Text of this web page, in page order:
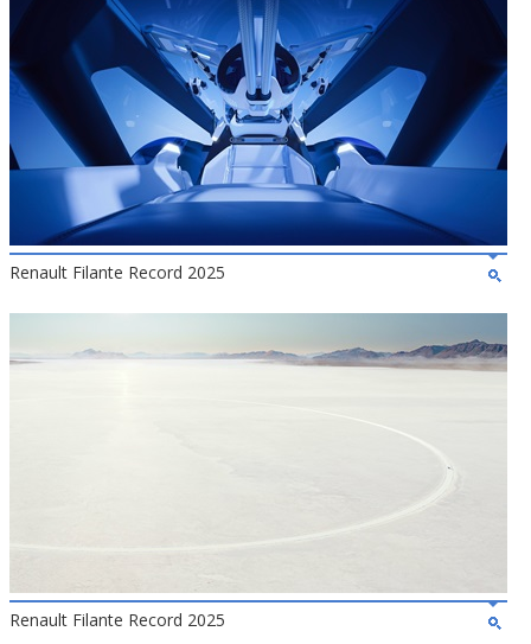
Renault Filante Record 2025
Renault Filante Record 2025